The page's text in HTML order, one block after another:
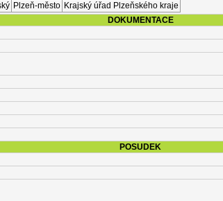
Plzeň-město Krajský úřad Plzeňského kraje
DOKUMENTACE
POSUDEK